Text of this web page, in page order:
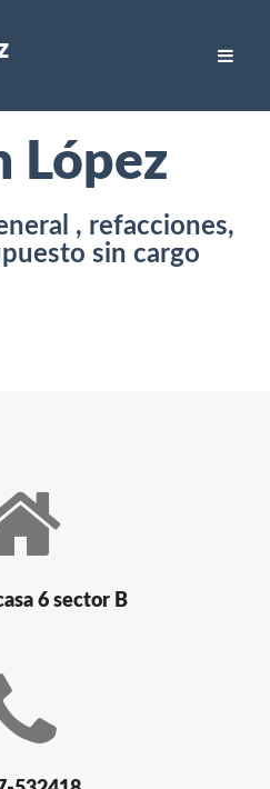
López
, refacciones,
sin cargo
6 sector B